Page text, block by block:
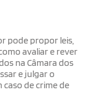
pode propor leis,
avaliar e rever
na Câmara dos
e julgar o
de crime de